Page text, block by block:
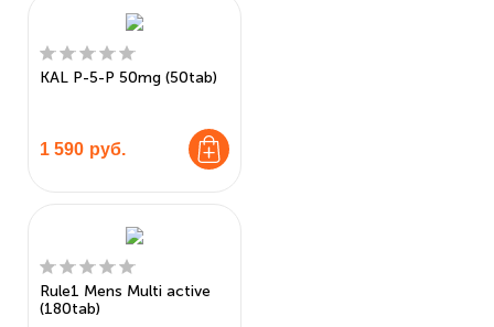
KAL P-5-P 50mg (50tab)
1 590 руб.
Rule1 Mens Multi active
(180tab)